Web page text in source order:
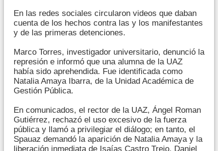
En las redes sociales circularon videos que daban
cuenta de los hechos contra las y los manifestantes
y de las primeras detenciones.
Marco Torres, investigador universitario, denunció la
represión e informó que una alumna de la UAZ
había sido aprehendida. Fue identificada como
Natalia Amaya Ibarra, de la Unidad Académica de
Gestión Pública.
En comunicados, el rector de la UAZ, Ángel Roman
Gutiérrez, rechazó el uso excesivo de la fuerza
pública y llamó a privilegiar el diálogo; en tanto, el
Spauaz demandó la aparición de Natalia Amaya y la
liberación inmediata de Isaías Castro Trejo, Daniel